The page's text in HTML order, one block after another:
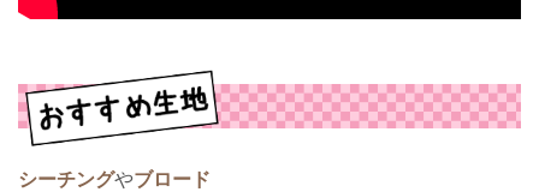
シーチングやブロード